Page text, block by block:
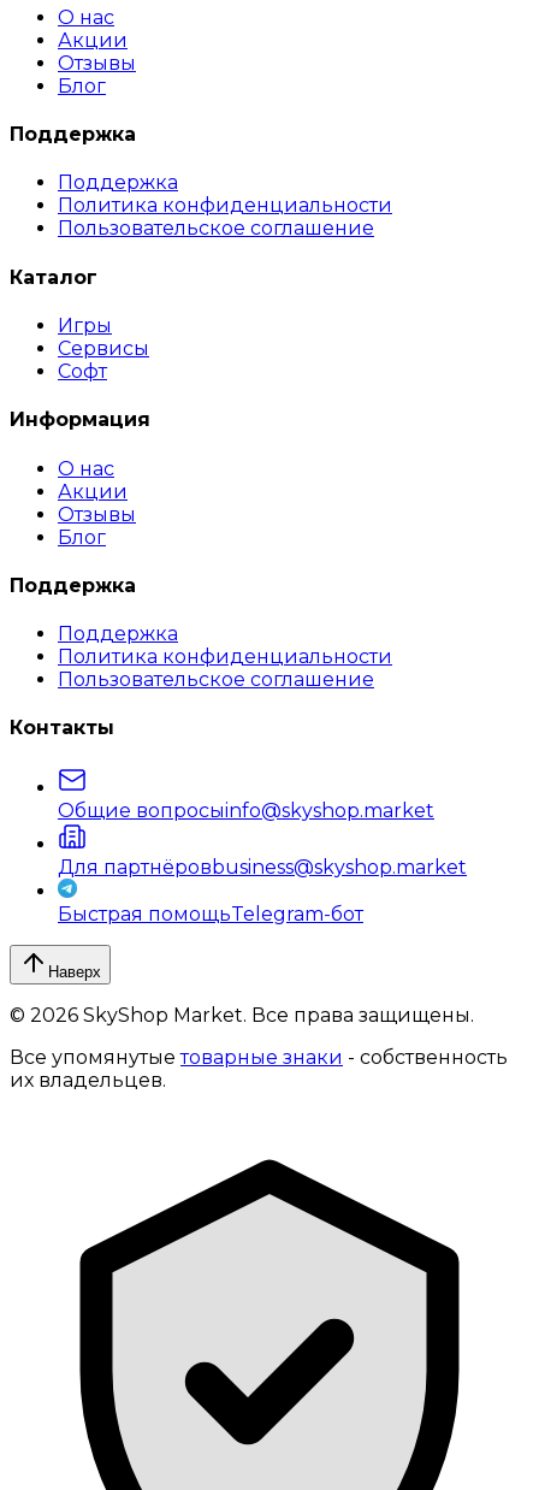
О нас
Акции
Отзывы
Блог
Поддержка
Поддержка
Политика конфиденциальности
Пользовательское соглашение
Каталог
Игры
Сервисы
Софт
Информация
О нас
Акции
Отзывы
Блог
Поддержка
Поддержка
Политика конфиденциальности
Пользовательское соглашение
Контакты
Общие вопросыinfo@skyshop.market
Для партнёровbusiness@skyshop.market
Быстрая помощьTelegram-бот
Наверх
© 2026 SkyShop Market. Все права защищены.
Все упомянутые товарные знаки - собственность
их владельцев.